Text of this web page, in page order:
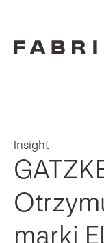
Insight
marki